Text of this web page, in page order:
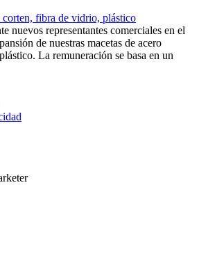
corten, fibra de vidrio, plástico
nuevos representantes comerciales en el
de nuestras macetas de acero
La remuneración se basa en un